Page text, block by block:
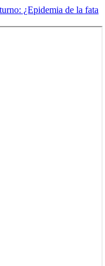
¿Epidemia de la fata